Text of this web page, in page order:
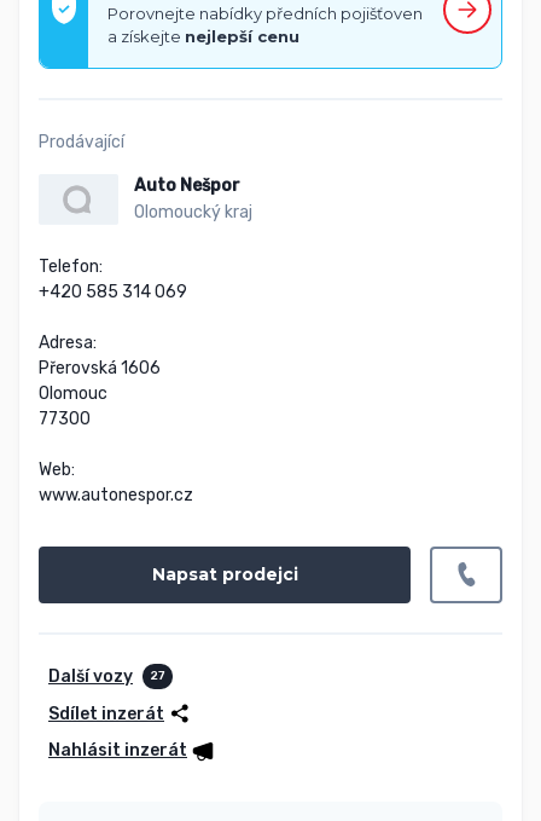
Porovnejte nabídky předních pojišťoven
a získejte nejlepší cenu
Prodávající
Auto Nešpor
Olomoucký kraj
Telefon:
+420 585 314 069
Adresa:
Přerovská 1606
Olomouc
77300
Web:
www.autonespor.cz
Napsat prodejci
Další vozy 27
Sdílet inzerát
Nahlásit inzerát